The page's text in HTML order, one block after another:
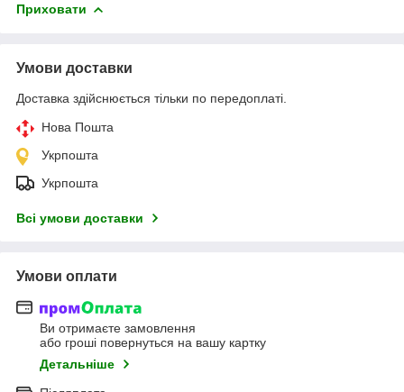
Приховати
Умови доставки
Доставка здійснюється тільки по передоплаті.
Нова Пошта
Укрпошта
Укрпошта
Всі умови доставки
Умови оплати
Ви отримаєте замовлення
або гроші повернуться на вашу картку
Детальніше